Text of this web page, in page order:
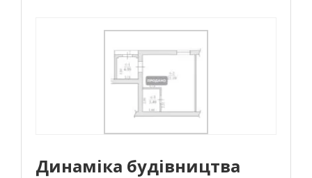
Динаміка будівництва